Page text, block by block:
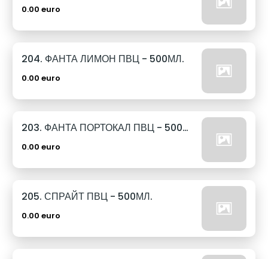
0.00 euro
204. ФАНТА ЛИМОН ПВЦ - 500МЛ.
0.00 euro
203. ФАНТА ПОРТОКАЛ ПВЦ - 500МЛ.
0.00 euro
205. СПРАЙТ ПВЦ - 500МЛ.
0.00 euro